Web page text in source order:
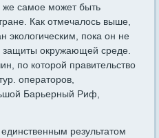
же самое может быть
Как отмечалось выше,
экологическим, пока он не
защиты окружающей среде.
по которой правительство
операторов,
Барьерный Риф,
результатом